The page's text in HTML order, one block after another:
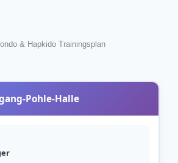
& Hapkido Trainingsplan
Pohle-Halle